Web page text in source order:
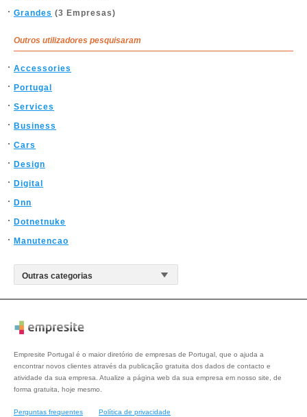
Grandes (3 Empresas)
Outros utilizadores pesquisaram
Accessories
Portugal
Services
Business
Cars
Design
Digital
Dnn
Dotnetnuke
Manutencao
Empresite Portugal é o maior diretório de empresas de Portugal, que o ajuda a
encontrar novos clientes através da publicação gratuita dos dados de contacto e
atividade da sua empresa. Atualize a página web da sua empresa em nosso site, de
forma gratuita, hoje mesmo.
Perguntas frequentes Política de privacidade